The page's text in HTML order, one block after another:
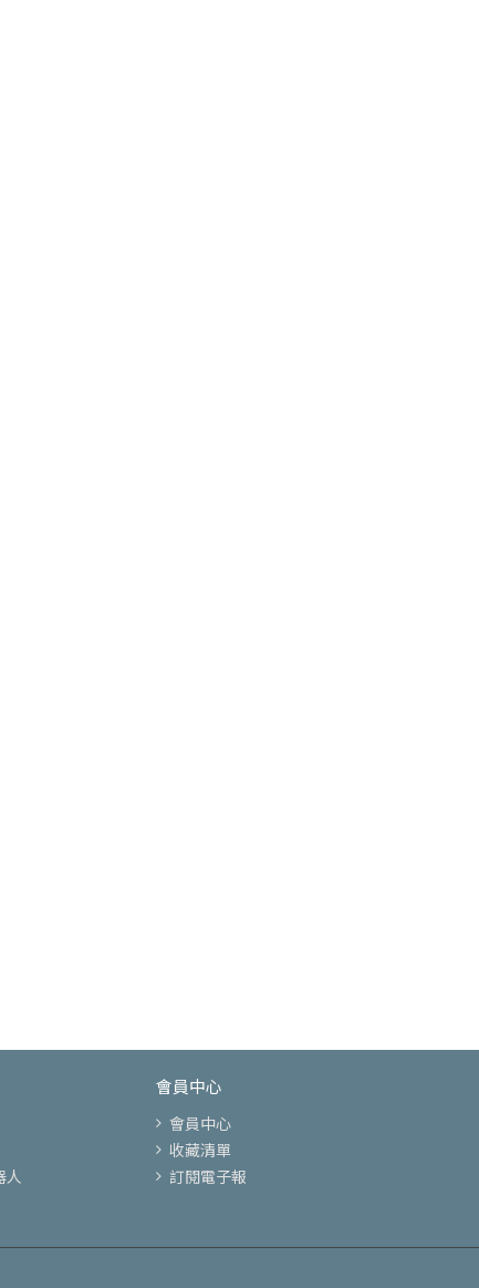
人
會員中心
會員中心
收藏清單
訂閱電子報